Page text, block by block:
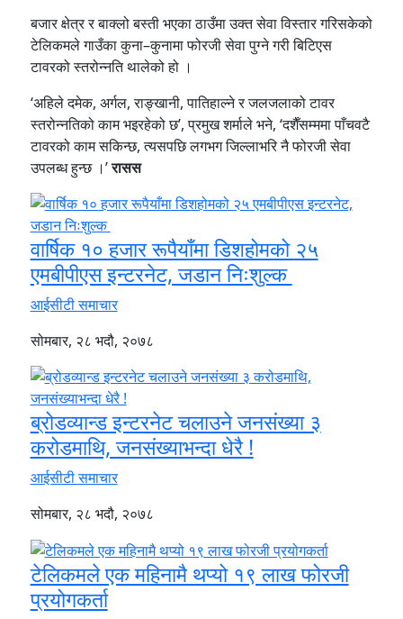
बजार क्षेत्र र बाक्लो बस्ती भएका ठाउँमा उक्त सेवा विस्तार गरिसकेको
टेलिकमले गाउँका कुना–कुनामा फोरजी सेवा पुग्ने गरी बिटिएस
टावरको स्तरोन्नति थालेको हो ।
‘अहिले दमेक, अर्गल, राङ्खानी, पातिहाल्ने र जलजलाको टावर
स्तरोन्नतिको काम भइरहेको छ’, प्रमुख शर्माले भने, ‘दशैँसम्ममा पाँचवटै
टावरको काम सकिन्छ, त्यसपछि लगभग जिल्लाभरि नै फोरजी सेवा
उपलब्ध हुन्छ ।’रासस
वार्षिक १० हजार रूपैयाँमा डिशहोमको २५
एमबीपीएस इन्टरनेट, जडान निःशुल्क
आईसीटी समाचार
सोमबार, २८ भदौ, २०७८
ब्रोडव्यान्ड इन्टरनेट चलाउने जनसंख्या ३
करोडमाथि, जनसंख्याभन्दा धेरै !
आईसीटी समाचार
सोमबार, २८ भदौ, २०७८
टेलिकमले एक महिनामै थप्यो १९ लाख फोरजी
प्रयोगकर्ता